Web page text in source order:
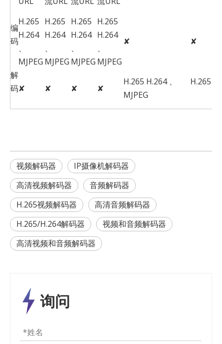
编
码
H.265
H.264
、
MJPEG
H.265
H.264
、
MJPEG
H.265
H.264
、
MJPEG
H.265
H.264
、
MJPEG
✘ ✘
解
码✘ ✘ ✘ ✘
H.265 H.264 、
MJPEG
H.265
视频解码器
IP摄像机解码器
高清视频解码器
音频解码器
H.265视频解码器
高清音频解码器
H.265/H.264解码器
视频和音频解码器
高清视频和音频解码器
询问